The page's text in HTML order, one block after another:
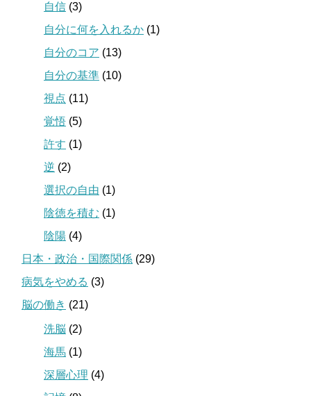
自信 (3)
自分に何を入れるか (1)
自分のコア (13)
自分の基準 (10)
視点 (11)
覚悟 (5)
許す (1)
逆 (2)
選択の自由 (1)
陰徳を積む (1)
陰陽 (4)
日本・政治・国際関係 (29)
病気をやめる (3)
脳の働き (21)
洗脳 (2)
海馬 (1)
深層心理 (4)